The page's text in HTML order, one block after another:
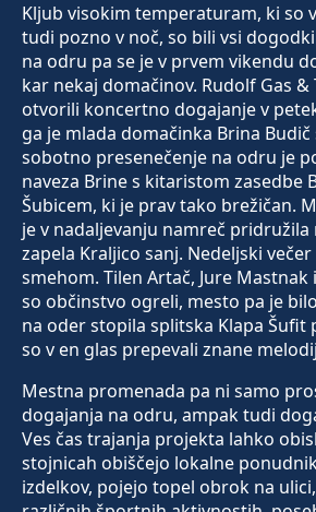
Kljub visokim temperaturam, ki so
tudi pozno v noč, so bili vsi
na odru pa se je v prvem vikendu
kar nekaj domačinov. Rudolf Gas &
otvorili koncertno dogajanje v
ga je mlada domačinka Brina Budič
sobotno presenečenje na odru je
naveza Brine s kitaristom zasedbe
Šubicem, ki je prav tako brežičan.
je v nadaljevanju namreč
zapela Kraljico sanj. Nedeljski
smehom. Tilen Artač, Jure Mastnak
so občinstvo ogreli, mesto pa je
na oder stopila splitska Klapa Šufit
so v en glas prepevali znane
Mestna promenada pa ni samo
dogajanja na odru, ampak tudi
Ves čas trajanja projekta lahko
stojnicah obiščejo lokalne
izdelkov, pojejo topel obrok na